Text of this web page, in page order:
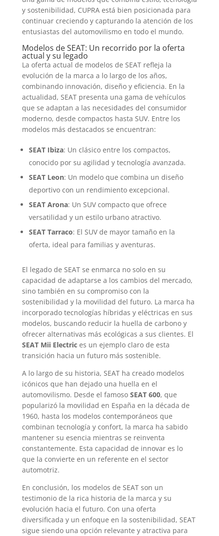
y sostenibilidad, CUPRA está bien posicionada para
continuar creciendo y capturando la atención de los
entusiastas del automovilismo en todo el mundo.
Modelos de SEAT: Un recorrido por la oferta
actual y su legado
La oferta actual de modelos de SEAT refleja la
evolución de la marca a lo largo de los años,
combinando innovación, diseño y eficiencia. En la
actualidad, SEAT presenta una gama de vehículos
que se adaptan a las necesidades del consumidor
moderno, desde compactos hasta SUV. Entre los
modelos más destacados se encuentran:
SEAT Ibiza: Un clásico entre los compactos,
conocido por su agilidad y tecnología avanzada.
SEAT Leon: Un modelo que combina un diseño
deportivo con un rendimiento excepcional.
SEAT Arona: Un SUV compacto que ofrece
versatilidad y un estilo urbano atractivo.
SEAT Tarraco: El SUV de mayor tamaño en la
oferta, ideal para familias y aventuras.
El legado de SEAT se enmarca no solo en su
capacidad de adaptarse a los cambios del mercado,
sino también en su compromiso con la
sostenibilidad y la movilidad del futuro. La marca ha
incorporado tecnologías híbridas y eléctricas en sus
modelos, buscando reducir la huella de carbono y
ofrecer alternativas más ecológicas a sus clientes. El
SEAT Mii Electrices un ejemplo claro de esta
transición hacia un futuro más sostenible.
A lo largo de su historia, SEAT ha creado modelos
icónicos que han dejado una huella en el
automovilismo. Desde el famoso SEAT 600, que
popularizó la movilidad en España en la década de
1960, hasta los modelos contemporáneos que
combinan tecnología y confort, la marca ha sabido
mantener su esencia mientras se reinventa
constantemente. Esta capacidad de innovar es lo
que la convierte en un referente en el sector
automotriz.
En conclusión, los modelos de SEAT son un
testimonio de la rica historia de la marca y su
evolución hacia el futuro. Con una oferta
diversificada y un enfoque en la sostenibilidad, SEAT
sigue siendo una opción relevante y atractiva para